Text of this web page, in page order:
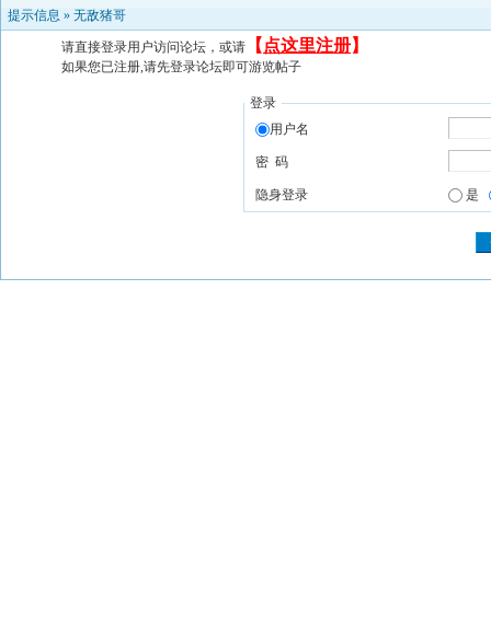
提示信息 » 无敌猪哥
请直接登录用户访问论坛，或请 【 点这里注册】
如果您已注册,请先登录论坛即可游览帖子
登录
用户名
密 码
隐身登录 是